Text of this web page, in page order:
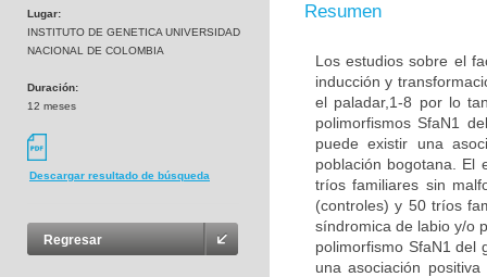
Lugar:
INSTITUTO DE GENETICA UNIVERSIDAD
NACIONAL DE COLOMBIA
Duración:
12 meses
Descargar resultado de búsqueda
Regresar
Resumen
Los estudios sobre el
inducción y
el paladar,1-8 por lo
polimorfismos SfaN1
puede existir una
población bogotana. El
tríos familiares sin
(controles) y 50 tríos
síndromica de labio y/o
polimorfismo SfaN1 del
una asociación